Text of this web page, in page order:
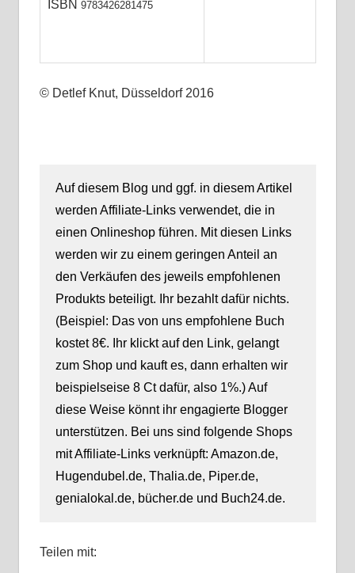
ISBN9783426281475
© Detlef Knut, Düsseldorf 2016
Auf diesem Blog und ggf. in diesem Artikel
werden Affiliate-Links verwendet, die in
einen Onlineshop führen. Mit diesen Links
werden wir zu einem geringen Anteil an
den Verkäufen des jeweils empfohlenen
Produkts beteiligt. Ihr bezahlt dafür nichts.
(Beispiel: Das von uns empfohlene Buch
kostet 8€. Ihr klickt auf den Link, gelangt
zum Shop und kauft es, dann erhalten wir
beispielseise 8 Ct dafür, also 1%.) Auf
diese Weise könnt ihr engagierte Blogger
unterstützen. Bei uns sind folgende Shops
mit Affiliate-Links verknüpft: Amazon.de,
Hugendubel.de, Thalia.de, Piper.de,
genialokal.de, bücher.de und Buch24.de.
Teilen mit: